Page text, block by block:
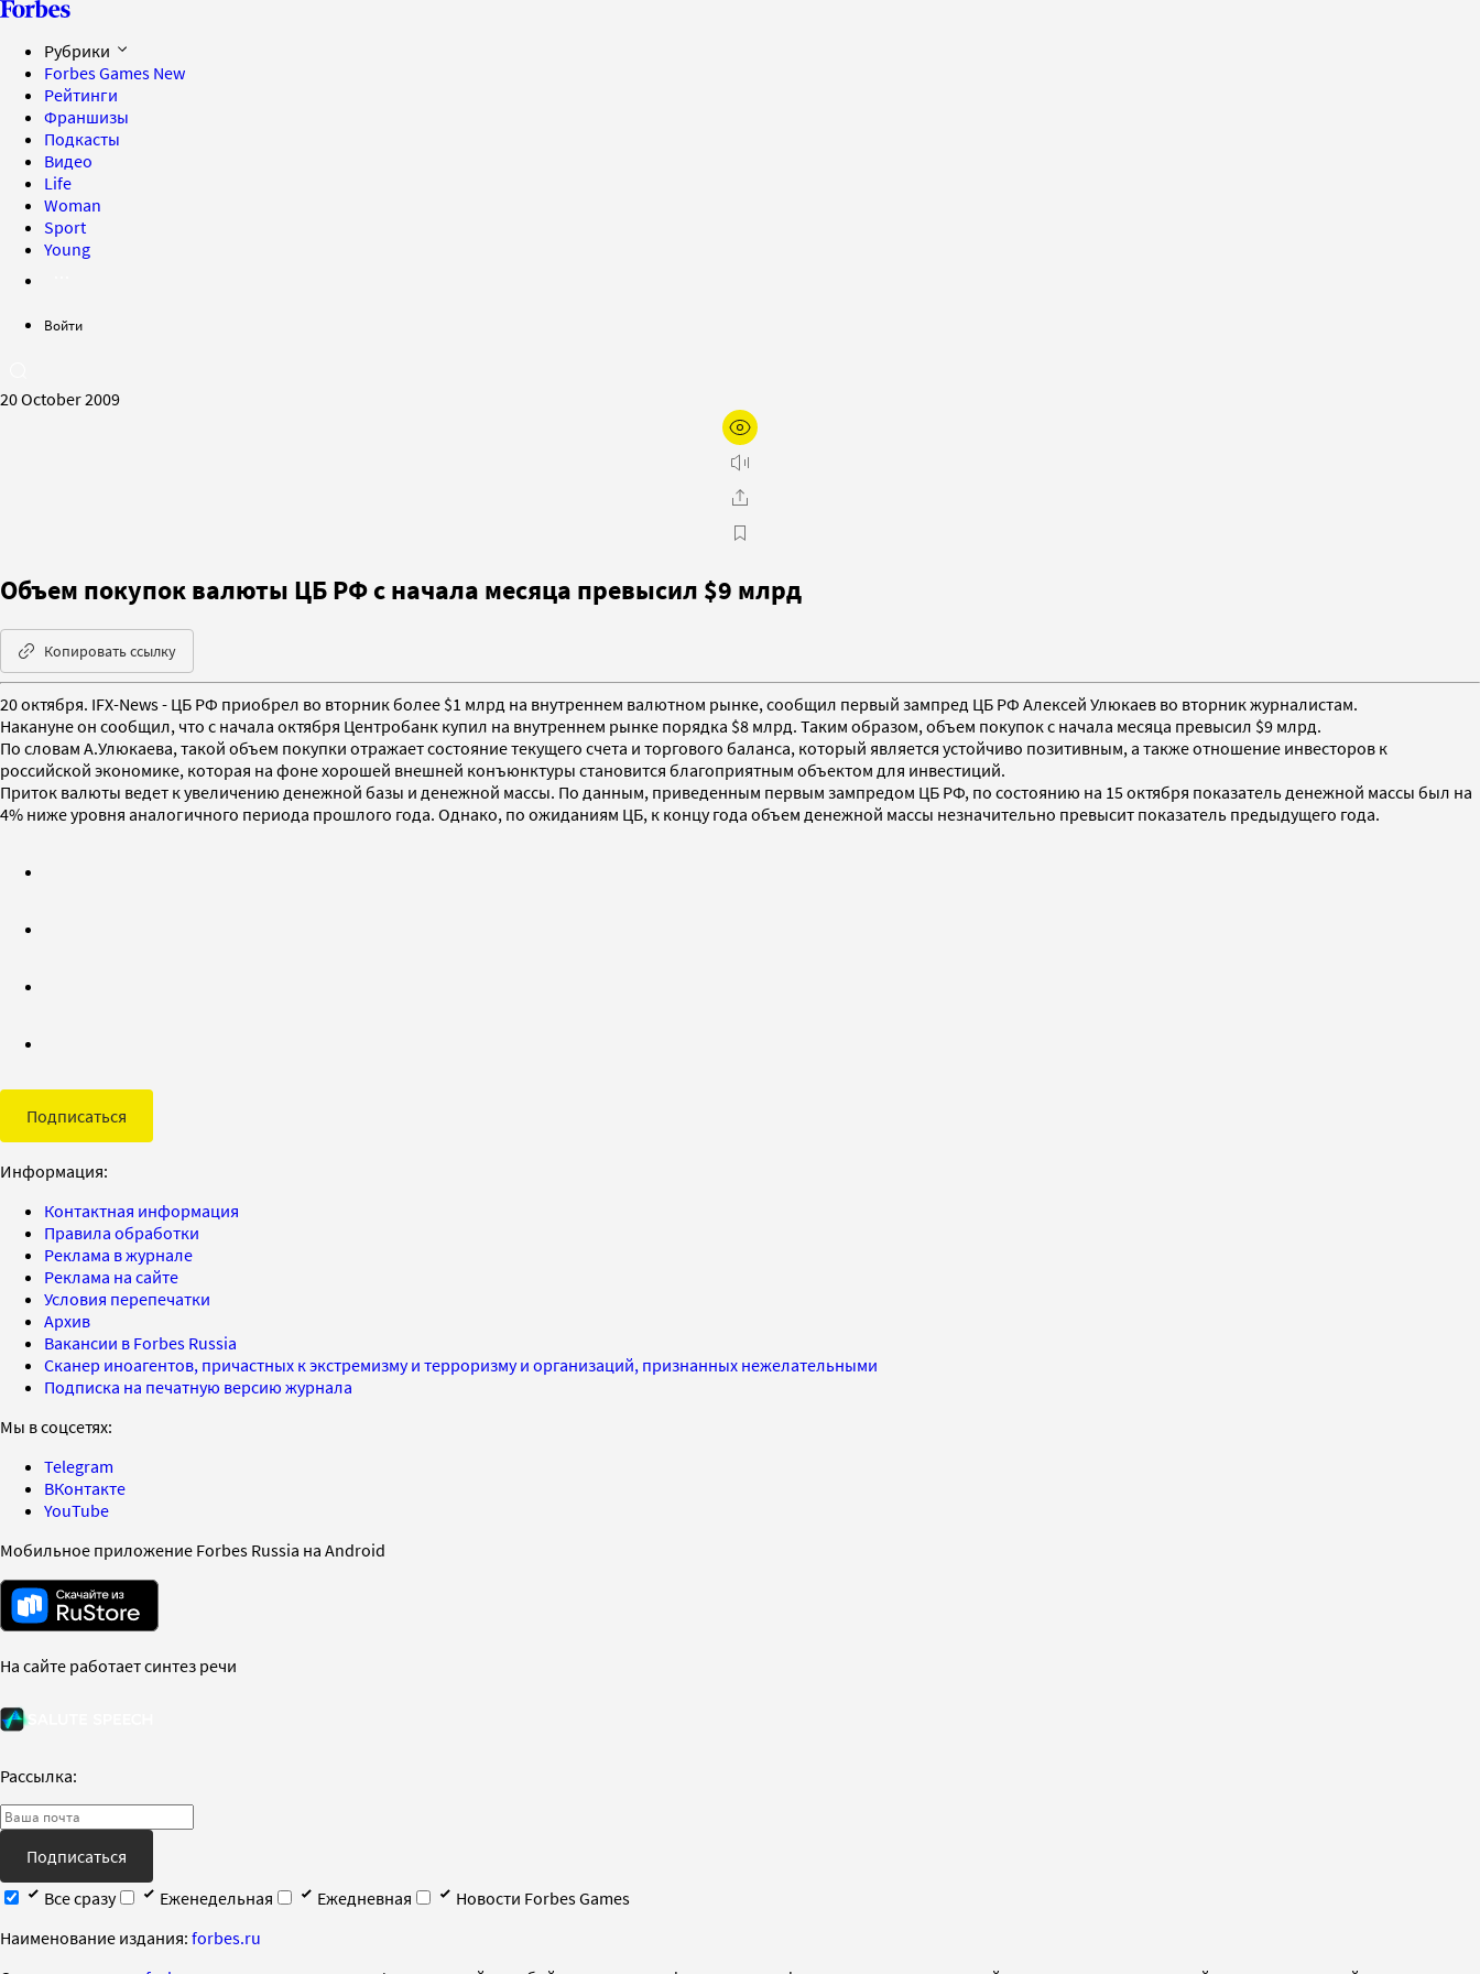
Рубрики
Forbes Games New
Рейтинги
Франшизы
Подкасты
Видео
Life
Woman
Sport
Young
Войти
20 October 2009
Объем покупок валюты ЦБ РФ с начала месяца превысил $9 млрд
Копировать ссылку
20 октября. IFX-News - ЦБ РФ приобрел во вторник более $1 млрд на внутреннем валютном рынке, сообщил первый зампред ЦБ РФ Алексей Улюкаев во вторник журналистам.
Накануне он сообщил, что с начала октября Центробанк купил на внутреннем рынке порядка $8 млрд. Таким образом, объем покупок с начала месяца превысил $9 млрд.
По словам А.Улюкаева, такой объем покупки отражает состояние текущего счета и торгового баланса, который является устойчиво позитивным, а также отношение инвесторов к
российской экономике, которая на фоне хорошей внешней конъюнктуры становится благоприятным объектом для инвестиций.
Приток валюты ведет к увеличению денежной базы и денежной массы. По данным, приведенным первым зампредом ЦБ РФ, по состоянию на 15 октября показатель денежной массы был на
4% ниже уровня аналогичного периода прошлого года. Однако, по ожиданиям ЦБ, к концу года объем денежной массы незначительно превысит показатель предыдущего года.
Подписаться
Информация:
Контактная информация
Правила обработки
Реклама в журнале
Реклама на сайте
Условия перепечатки
Архив
Вакансии в Forbes Russia
Сканер иноагентов, причастных к экстремизму и терроризму и организаций, признанных нежелательными
Подписка на печатную версию журнала
Мы в соцсетях:
Telegram
ВКонтакте
YouTube
Мобильное приложение Forbes Russia на Android
На сайте работает синтез речи
Рассылка:
Подписаться
Все сразу
Еженедельная Ежедневная
Новости Forbes Games
Наименование издания: forbes.ru